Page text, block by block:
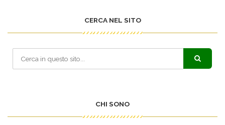
CERCA NEL SITO
CHI SONO